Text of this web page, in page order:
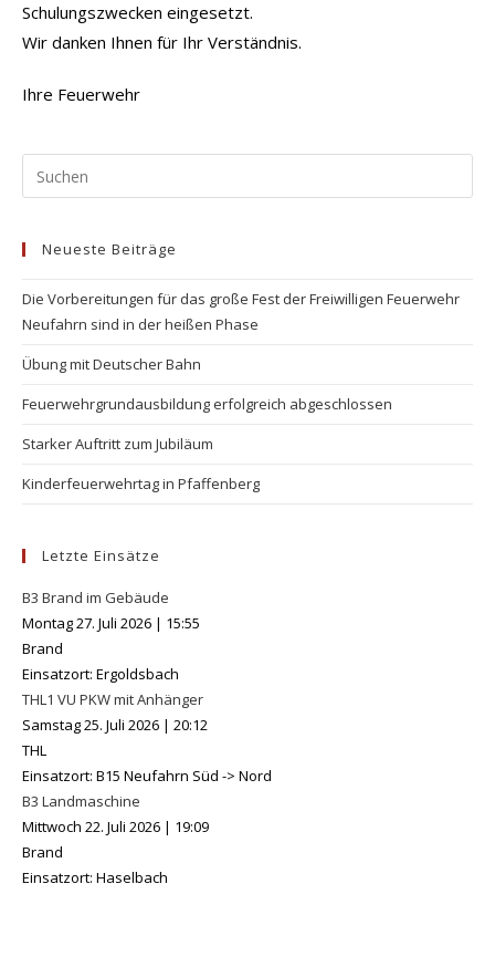
Schulungszwecken eingesetzt.
Wir danken Ihnen für Ihr Verständnis.
Ihre Feuerwehr
Neueste Beiträge
Die Vorbereitungen für das große Fest der Freiwilligen Feuerwehr
Neufahrn sind in der heißen Phase
Übung mit Deutscher Bahn
Feuerwehrgrundausbildung erfolgreich abgeschlossen
Starker Auftritt zum Jubiläum
Kinderfeuerwehrtag in Pfaffenberg
Letzte Einsätze
B3 Brand im Gebäude
Montag 27. Juli 2026 | 15:55
Brand
Einsatzort: Ergoldsbach
THL1 VU PKW mit Anhänger
Samstag 25. Juli 2026 | 20:12
THL
Einsatzort: B15 Neufahrn Süd -> Nord
B3 Landmaschine
Mittwoch 22. Juli 2026 | 19:09
Brand
Einsatzort: Haselbach